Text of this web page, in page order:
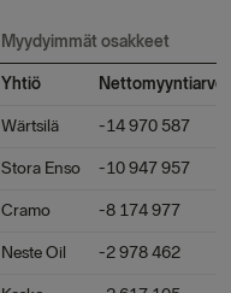
Myydyimmät osakkeet
Yhtiö Nettomyyntiarvo
Wärtsilä -14 970 587
Stora Enso -10 947 957
Cramo -8 174 977
Neste Oil -2 978 462